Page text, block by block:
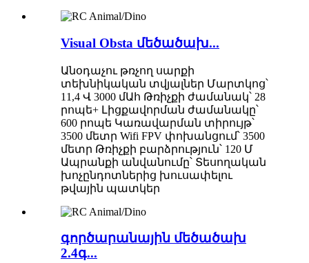
Visual Obsta մեծածախ...
Անօդաչու թռչող սարքի
տեխնիկական տվյալներ Մարտկոց՝
11,4 Վ 3000 մԱհ Թռիչքի ժամանակ՝ 28
րոպե+ Լիցքավորման ժամանակը՝
600 րոպե Կառավարման տիրույթ՝
3500 մետր Wifi FPV փոխանցում՝ 3500
մետր Թռիչքի բարձրություն՝ 120 Մ
Ապրանքի անվանումը՝ Տեսողական
խոչընդոտներից խուսափելու
թվային պատկեր
գործարանային մեծածախ
2.4գ...